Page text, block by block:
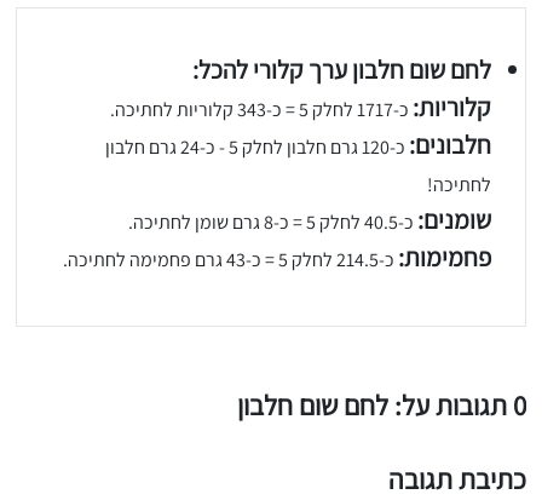
אותי באינסטגרם
לחם שום חלבון ערך קלורי להכל:
קלוריות: כ-1717 לחלק 5 = כ-343 קלוריות לחתיכה.
חלבונים:
כ-120 גרם חלבון לחלק 5 - כ-24 גרם חלבון
לחתיכה!
שומנים: כ-40.5 לחלק 5 = כ-8 גרם שומן לחתיכה.
פחמימות: כ-214.5 לחלק 5 = כ-43 גרם פחמימה לחתיכה.
0 תגובות על: לחם שום חלבון
כתיבת תגובה